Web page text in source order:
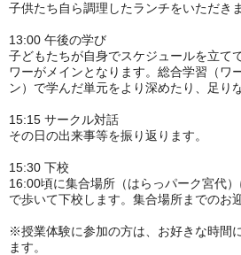
子供たち自ら調理したランチをいただきま
13:00 午後の学び
子どもたちが自身でスケジュールを立て
ワーがメインとなります。総合学習（ワ
ン）で学んだ単元をより深めたり、足り
15:15 サークル対話
その日の出来事等を振り返ります。
15:30 下校
16:00頃に集合場所（はらっパーク宮代
で歩いて下校します。集合場所までのお
※授業体験に参加の方は、お好きな時間
ます。